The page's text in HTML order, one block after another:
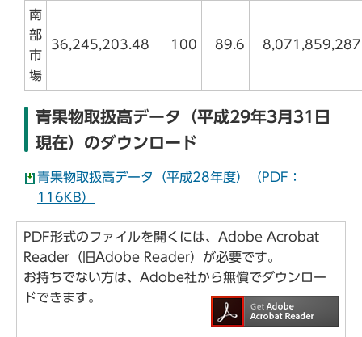
南
部
市
場
36,245,203.48 100 89.6 8,071,859,287
青果物取扱高データ（平成29年3月31日
現在）のダウンロード
青果物取扱高データ（平成28年度）（PDF：
116KB）
PDF形式のファイルを開くには、Adobe Acrobat
Reader（旧Adobe Reader）が必要です。
お持ちでない方は、Adobe社から無償でダウンロー
ドできます。